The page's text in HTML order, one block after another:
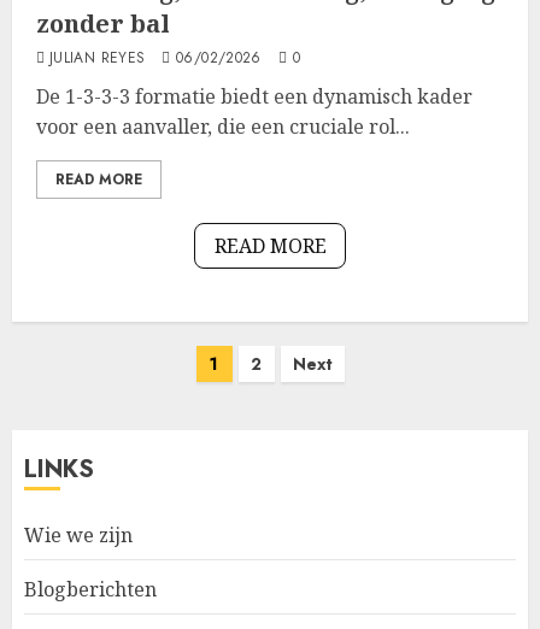
zonder bal
JULIAN REYES 06/02/2026 0
De 1-3-3-3 formatie biedt een dynamisch kader
voor een aanvaller, die een cruciale rol...
READ MORE
READ MORE
1 2 Next
LINKS
Wie we zijn
Blogberichten